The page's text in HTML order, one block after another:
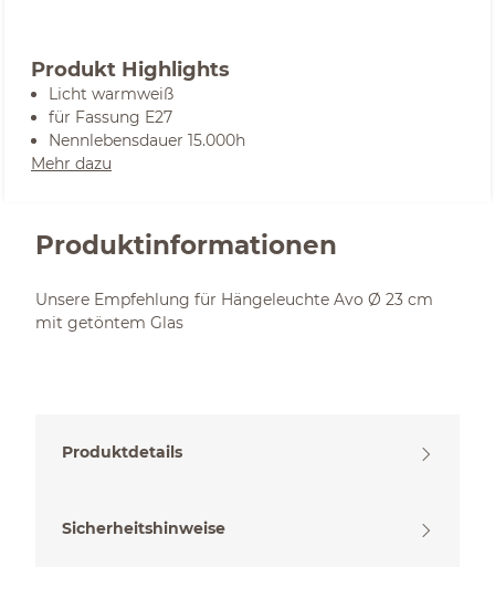
Produkt Highlights
Licht warmweiß
für Fassung E27
Nennlebensdauer 15.000h
Mehr dazu
Produktinformationen
Unsere Empfehlung für Hängeleuchte Avo Ø 23 cm
mit getöntem Glas
Produktdetails
Sicherheitshinweise